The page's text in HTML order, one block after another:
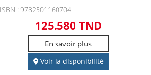
ISBN : 9782501160704
125,580 TND
En savoir plus
Voir la disponibilité